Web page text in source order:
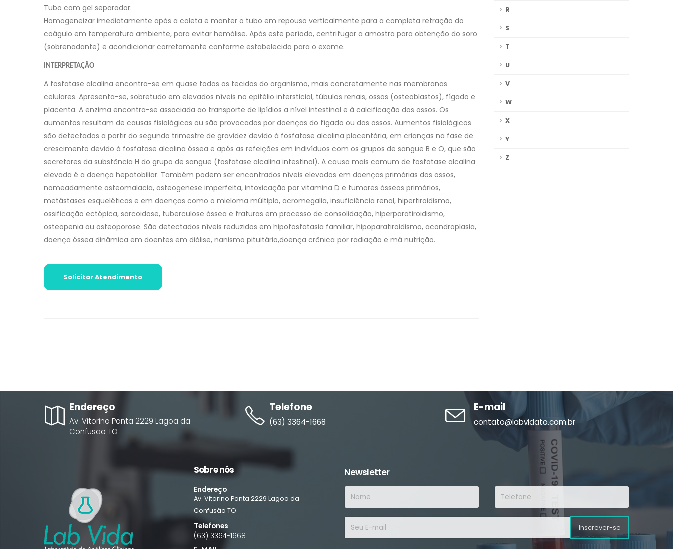
Tubo com gel separador:
Homogeneizar imediatamente após a coleta e manter o tubo em repouso verticalmente para a completa retração do
coágulo em temperatura ambiente, para evitar hemólise. Após este período, centrifugar a amostra para obtenção do soro
(sobrenadante) e acondicionar corretamente conforme estabelecido para o exame.
INTERPRETAÇÃO
A fosfatase alcalina encontra-se em quase todos os tecidos do organismo, mais concretamente nas membranas
celulares. Apresenta-se, sobretudo em elevados níveis no epitélio intersticial, túbulos renais, ossos (osteoblastos), fígado e
placenta. A enzima encontra-se associada ao transporte de lipídios a nível intestinal e à calcificação dos ossos. Os
aumentos resultam de causas fisiológicas ou são provocados por doenças do fígado ou dos ossos. Aumentos fisiológicos
são detectados a partir do segundo trimestre de gravidez devido à fosfatase alcalina placentária, em crianças na fase de
crescimento devido à fosfatase alcalina óssea e após as refeições em indivíduos com os grupos de sangue B e O, que são
secretores da substância H do grupo de sangue (fosfatase alcalina intestinal). A causa mais comum de fosfatase alcalina
elevada é a doença hepatobiliar. Também podem ser encontrados níveis elevados em doenças primárias dos ossos,
nomeadamente osteomalacia, osteogenese imperfeita, intoxicação por vitamina D e tumores ósseos primários,
metástases esqueléticas e em doenças como o mieloma múltiplo, acromegalia, insuficiência renal, hipertiroidismo,
ossificação ectópica, sarcoidose, tuberculose óssea e fraturas em processo de consolidação, hiperparatiroidismo,
osteopenia ou osteoporose. São detectados níveis reduzidos em hipofosfatasia familiar, hipoparatiroidismo, acondroplasia,
doença óssea dinâmica em doentes em diálise, nanismo pituitário,doença crônica por radiação e má nutrição.
Solicitar Atendimento
R
S
T
U
V
W
X
Y
Z
Endereço
Av. Vitorino Panta 2229 Lagoa da
Confusão TO
Telefone
(63) 3364-1668
E-mail
contato@labvidato.com.br
Sobre nós
Endereço
Av. Vitorino Panta 2229 Lagoa da
Confusão TO
Telefones
(63) 3364-1668
Newsletter
Inscrever-se